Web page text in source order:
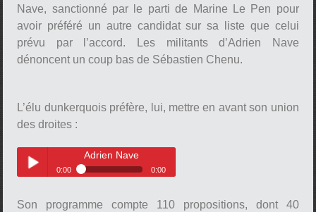
Nave, sanctionné par le parti de Marine Le Pen pour
avoir préféré un autre candidat sur sa liste que celui
prévu par l’accord. Les militants d’Adrien Nave
dénoncent un coup bas de Sébastien Chenu.
L’élu dunkerquois préfère, lui, mettre en avant son union
des droites :
Play /
Adrien Nave
0:00 0:00
Son programme compte 110 propositions, dont 40